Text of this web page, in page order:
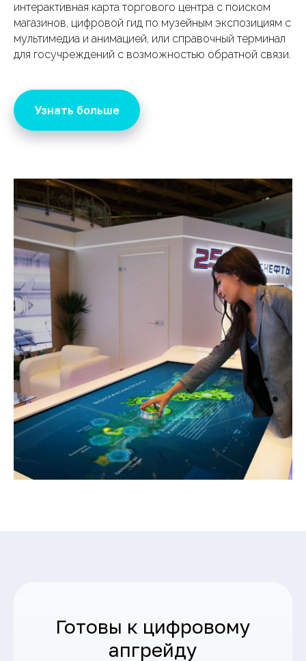
интерактивная карта торгового центра с поиском
магазинов, цифровой гид по музейным экспозициям с
мультимедиа и анимацией, или справочный терминал
для госучреждений с возможностью обратной связи.
Узнать больше
Готовы к цифровому
апгрейду